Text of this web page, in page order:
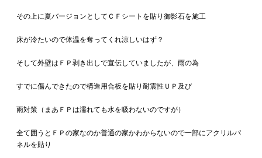
その上に夏バージョンとしてＣＦシートを貼り御影石を施工
床が冷たいので体温を奪ってくれ涼しいはず？
そして外壁はＦＰ剥き出しで宣伝していましたが、雨の為
すでに傷んできたので構造用合板を貼り耐震性ＵＰ及び
雨対策（まあＦＰは濡れても水を吸わないのですが）
全て囲うとＦＰの家なのか普通の家かわからないので一部にアクリルパ
ネルを貼り